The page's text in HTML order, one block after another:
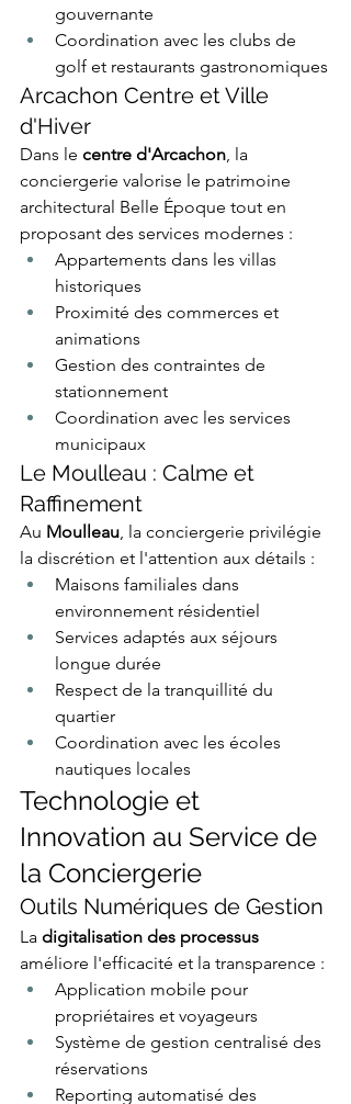
gouvernante
Coordination avec les clubs de
golf et restaurants gastronomiques
Arcachon Centre et Ville
d'Hiver
Dans le centre d'Arcachon, la
conciergerie valorise le patrimoine
architectural Belle Époque tout en
proposant des services modernes :
Appartements dans les villas
historiques
Proximité des commerces et
animations
Gestion des contraintes de
stationnement
Coordination avec les services
municipaux
Le Moulleau : Calme et
Raffinement
Au Moulleau, la conciergerie privilégie
la discrétion et l'attention aux détails :
Maisons familiales dans
environnement résidentiel
Services adaptés aux séjours
longue durée
Respect de la tranquillité du
quartier
Coordination avec les écoles
nautiques locales
Technologie et
Innovation au Service de
la Conciergerie
Outils Numériques de Gestion
La digitalisation des processus
améliore l'efficacité et la transparence :
Application mobile pour
propriétaires et voyageurs
Système de gestion centralisé des
réservations
Reporting automatisé des